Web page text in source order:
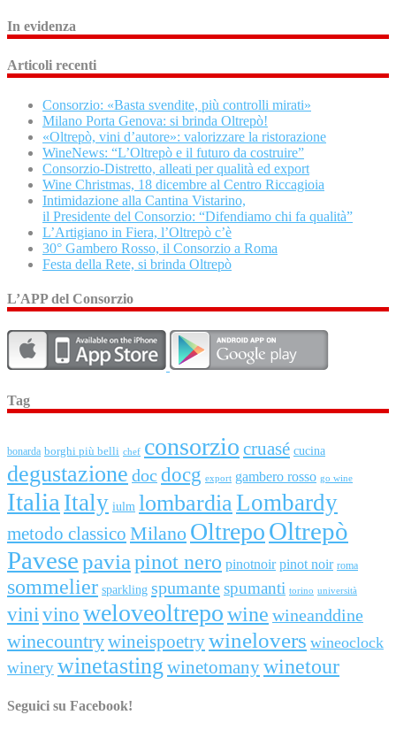
In evidenza
Articoli recenti
Consorzio: «Basta svendite, più controlli mirati»
Milano Porta Genova: si brinda Oltrepò!
«Oltrepò, vini d’autore»: valorizzare la ristorazione
WineNews: “L’Oltrepò e il futuro da costruire”
Consorzio-Distretto, alleati per qualità ed export
Wine Christmas, 18 dicembre al Centro Riccagioia
Intimidazione alla Cantina Vistarino,
il Presidente del Consorzio: “Difendiamo chi fa qualità”
L’Artigiano in Fiera, l’Oltrepò c’è
30° Gambero Rosso, il Consorzio a Roma
Festa della Rete, si brinda Oltrepò
L’APP del Consorzio
Tag
bonarda borghi più belli chef consorzio cruasé cucina
degustazione doc docg export gambero rosso go wine
Italia Italy iulm lombardia Lombardy
metodo classico Milano OltrepoOltrepò
Pavesepaviapinot nero pinotnoir pinot noir roma
sommelier sparkling spumantespumanti torino università
vinivinoweloveoltrepowine wineanddine
winecountrywineispoetrywinelovers wineoclock
winerywinetasting winetomanywinetour
Seguici su Facebook!